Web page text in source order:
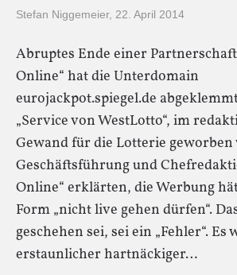
Stefan Niggemeier, 22. April 2014
Abruptes Ende einer
Online“ hat die Unterdomain
eurojackpot.spiegel.de
„Service von WestLotto“, im
Gewand für die Lotterie geworben
Geschäftsführung und
Online“ erklärten, die Werbung
Form „nicht live gehen dürfen“.
geschehen sei, sei ein „Fehler“. Es
erstaunlicher hartnäckiger…